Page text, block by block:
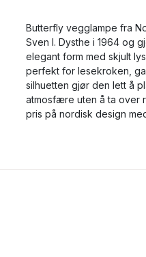
Butterfly vegglampe fra
Sven I. Dysthe i 1964 og
elegant form med skjult
perfekt for lesekroken,
silhuetten gjør den lett å
atmosfære uten å ta over
pris på nordisk design